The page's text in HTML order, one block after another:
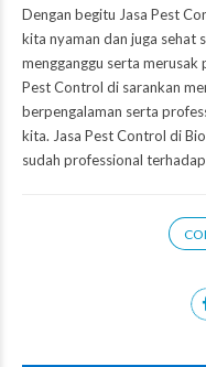
Dengan begitu Jasa Pest
kita nyaman dan juga sehat
mengganggu serta
Pest Control di sarankan
berpengalaman serta
kita. Jasa Pest Control di
sudah professional